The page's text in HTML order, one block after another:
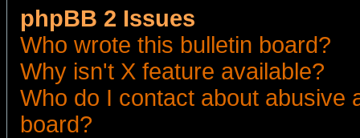
phpBB 2 Issues
Who wrote this bulletin board?
Why isn't X feature available?
Who do I contact about abusive
board?